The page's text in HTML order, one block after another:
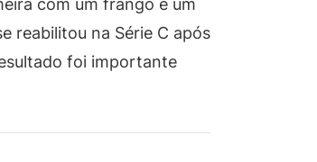
com um frango e um
reabilitou na Série C após
foi importante